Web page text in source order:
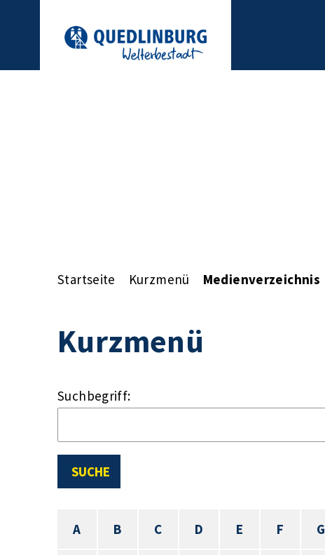
Startseite Kurzmenü Medienverzeichnis
Kurzmenü
Suchbegriff:
SUCHE
A B C D E F G